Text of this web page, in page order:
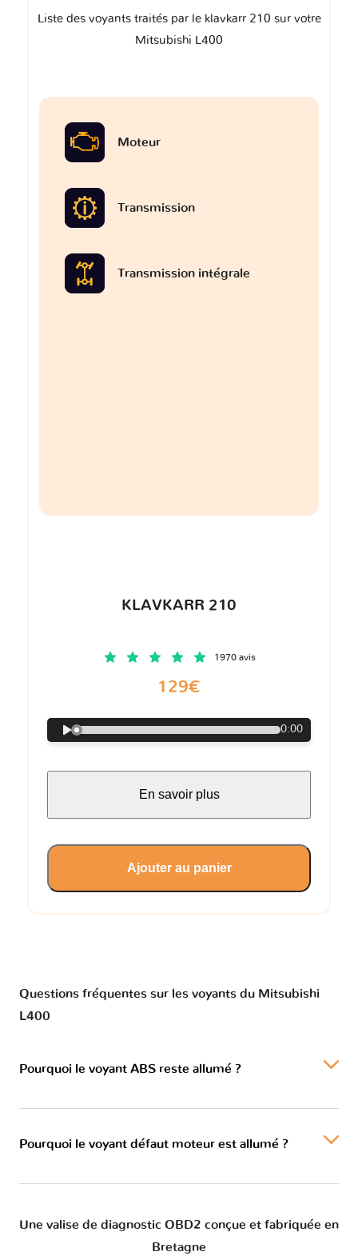
Liste des voyants traités par le klavkarr 210 sur votre
Mitsubishi L400
Moteur
Transmission
Transmission intégrale
KLAVKARR 210
1970 avis
129€
0:00
En savoir plus
Ajouter au panier
Questions fréquentes sur les voyants du Mitsubishi
L400
Pourquoi le voyant ABS reste allumé ?
Pourquoi le voyant défaut moteur est allumé ?
Une valise de diagnostic OBD2 conçue et fabriquée en
Bretagne